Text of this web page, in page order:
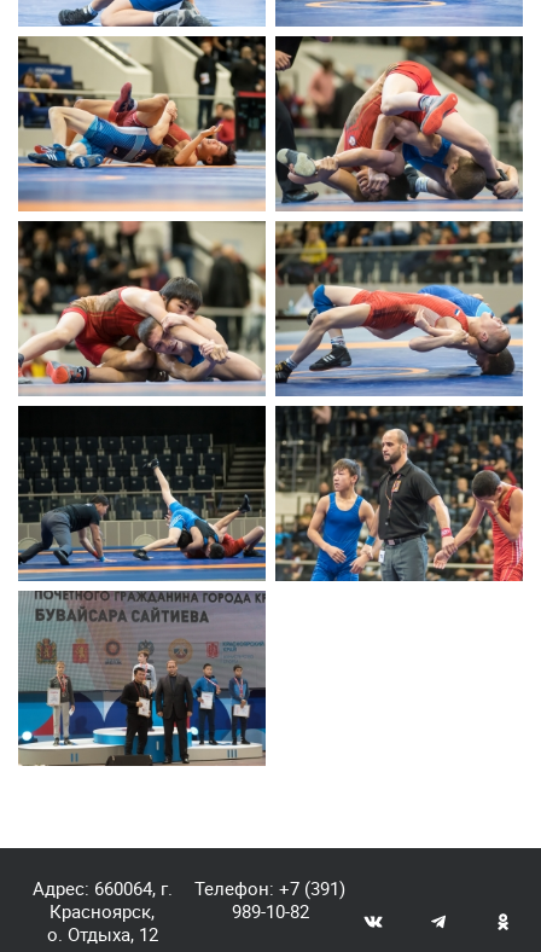
Адрес: 660064, г.
Красноярск,
о. Отдыха, 12
Телефон:+7 (391)
989-10-82